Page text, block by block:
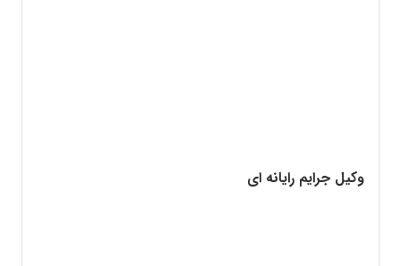
وکیل جرایم رایانه ای